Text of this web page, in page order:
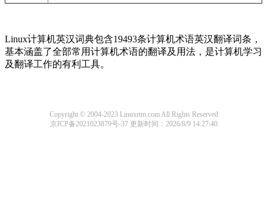
Linux计算机英汉词典包含19493条计算机术语英汉翻译词条，
基本涵盖了全部常用计算机术语的翻译及用法，是计算机学习
及翻译工作的有利工具。
Copyright © 2004-2023 Linuxrtm.com All Rights Reserved
京ICP备2021023879号-37更新时间：2026/8/9 14:27:40